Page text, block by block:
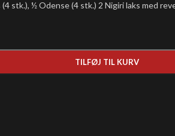
stk.), ½ Odense (4 stk.) 2 Nigiri laks med
TILFØJ TIL KURV